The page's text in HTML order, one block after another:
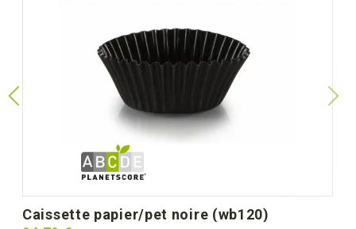
caissette papier/pet noire (wb120)